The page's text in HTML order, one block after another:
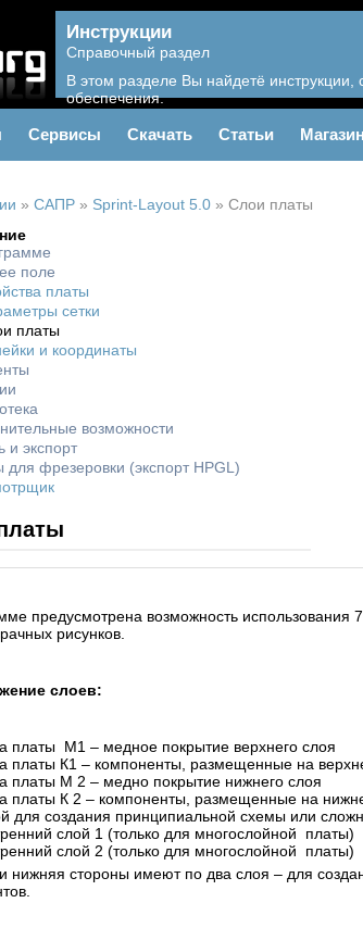
Инструкции
Справочный раздел
В этом разделе Вы найдетё
обеспечения.
Сервисы Скачать Статьи Магазин
» САПР » Sprint-Layout 5.0 » Слои платы
поле
платы
сетки
платы
и координаты
возможности
и экспорт
фрезеровки (экспорт HPGL)
предусмотрена возможность использования
рисунков.
слоев:
платы М1 – медное покрытие верхнего слоя
платы К1 – компоненты, размещенные на
платы М 2 – медно покрытие нижнего слоя
платы К 2 – компоненты, размещенные на
для создания принципиальной схемы или
слой 1 (только для многослойной платы)
слой 2 (только для многослойной платы)
нижняя стороны имеют по два слоя – для